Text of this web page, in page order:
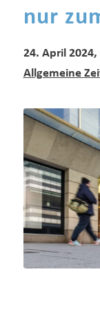
nur
24. April
Allgemeine